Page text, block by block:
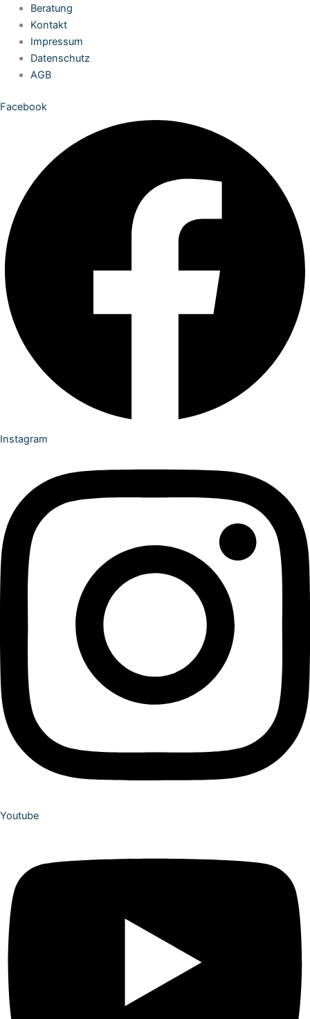
Zum
Inhalt
springen
Beratung
Kontakt
Impressum
Datenschutz
AGB
Facebook
Instagram
Youtube